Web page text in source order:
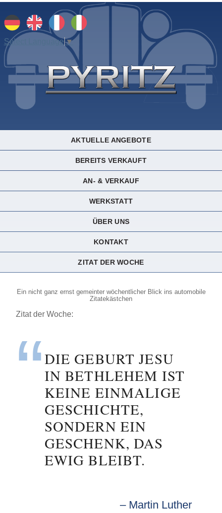
Select Language▼
AKTUELLE ANGEBOTE
BEREITS VERKAUFT
AN- & VERKAUF
WERKSTATT
ÜBER UNS
KONTAKT
ZITAT DER WOCHE
Ein nicht ganz ernst gemeinter wöchentlicher Blick ins automobile
Zitatekästchen
Zitat der Woche:
DIE GEBURT JESU
IN BETHLEHEM IST
KEINE EINMALIGE
GESCHICHTE,
SONDERN EIN
GESCHENK, DAS
EWIG BLEIBT.
Martin Luther